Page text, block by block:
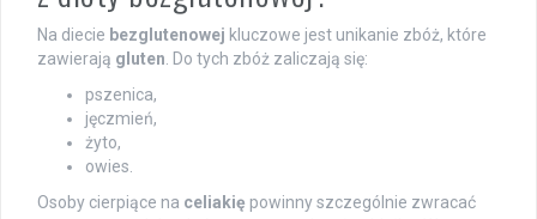
Na diecie bezglutenowej kluczowe jest unikanie zbóż, które
zawierają gluten . Do tych zbóż zaliczają się:
pszenica,
jęczmień,
żyto,
owies.
Osoby cierpiące na celiakię powinny szczególnie zwracać